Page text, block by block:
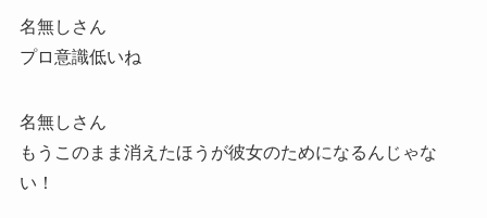
名無しさん
プロ意識低いね
名無しさん
もうこのまま消えたほうが彼女のためになるんじゃな
い！